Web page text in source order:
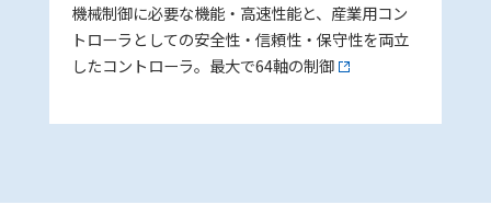
機械制御に必要な機能・高速性能と、産業用コン
トローラとしての安全性・信頼性・保守性を両立
したコントローラ。最大で64軸の制御